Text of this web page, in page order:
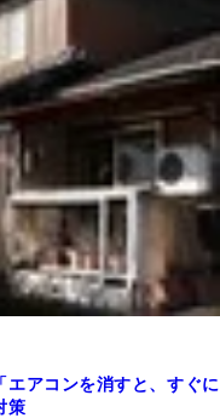
アコンを消すと、すぐに
策